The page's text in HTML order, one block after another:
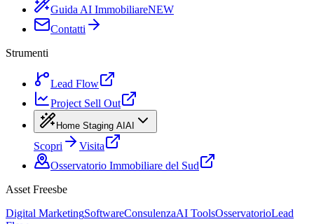
Guida AI ImmobiliareNEW
Contatti
Strumenti
Lead Flow
Project Sell Out
Home Staging AI AI
Scopri
Visita
Osservatorio Immobiliare del Sud
Asset Freesbe
Digital MarketingSoftwareConsulenzaAI ToolsOsservatorioLead